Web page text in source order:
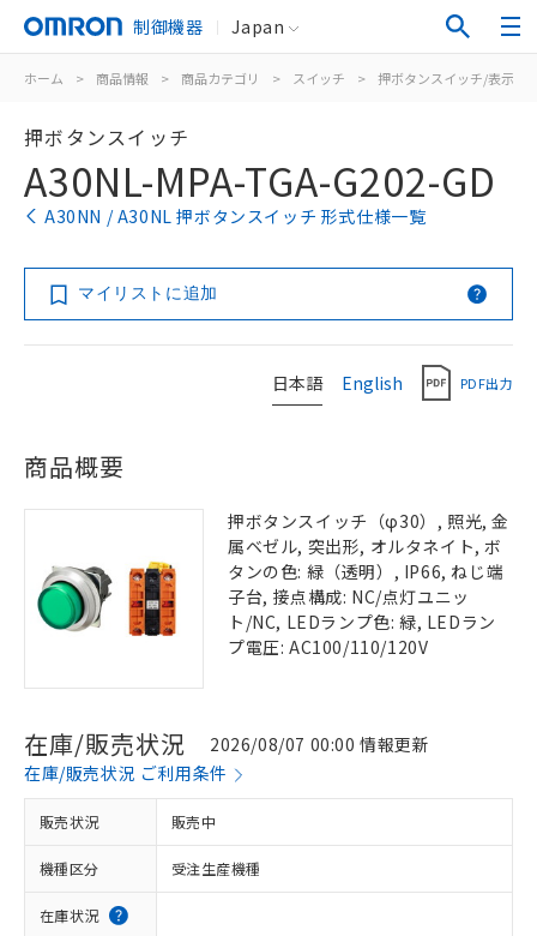
制御機器 Japan
ホーム > 商品情報 > 商品カテゴリ > スイッチ > 押ボタンスイッチ/表示灯
押ボタンスイッチ
A30NL-MPA-TGA-G202-GD
A30NN / A30NL 押ボタンスイッチ 形式仕様一覧
マイリストに追加
日本語 English PDF出力
商品概要
押ボタンスイッチ（φ30）, 照光, 金
属ベゼル, 突出形, オルタネイト, ボ
タンの色: 緑（透明）, IP66, ねじ端
子台, 接点構成: NC/点灯ユニッ
ト/NC, LEDランプ色: 緑, LEDラン
プ電圧: AC100/110/120V
在庫/販売状況
2026/08/07 00:00 情報更新
在庫/販売状況 ご利用条件
販売状況 販売中
機種区分 受注生産機種
在庫状況